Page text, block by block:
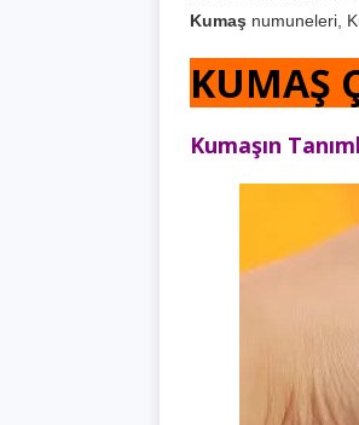
Kumaş numuneleri,
KUMAŞ
Kumaşın